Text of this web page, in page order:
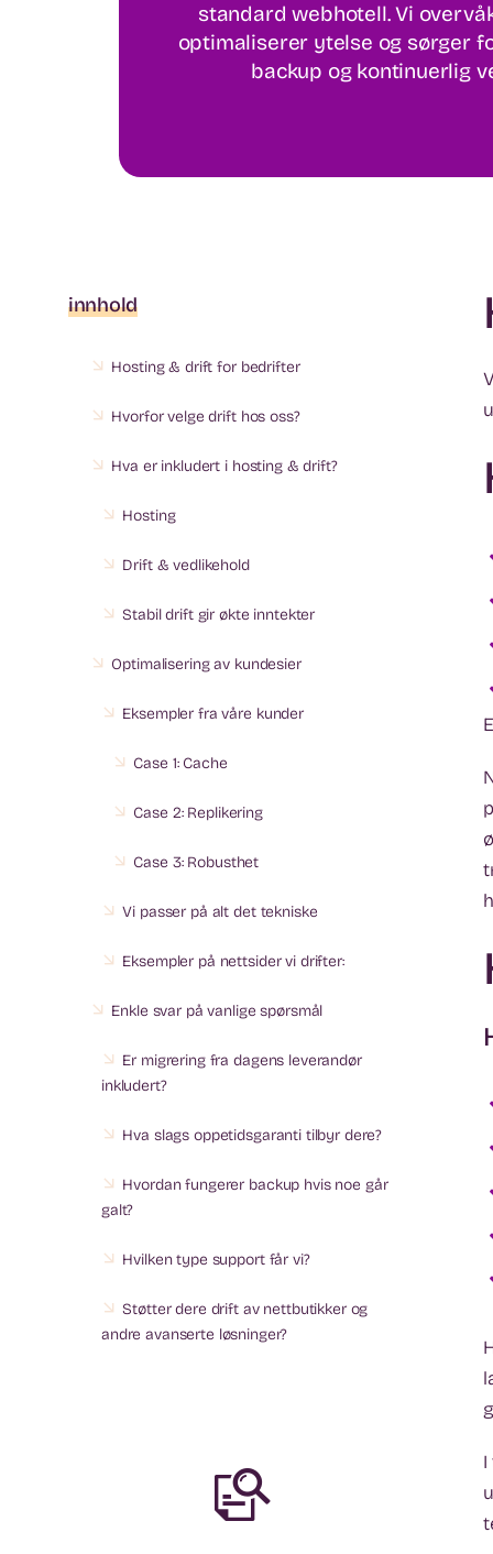
standard webhotell. Vi
optimaliserer ytelse og sørger
backup og kontinuerlig
innhold
Hosting & drift for bedrifter
Hvorfor velge drift hos oss?
Hva er inkludert i hosting & drift?
Hosting
Drift & vedlikehold
Stabil drift gir økte inntekter
Optimalisering av kundesier
Eksempler fra våre kunder
Case 1: Cache
Case 2: Replikering
Case 3: Robusthet
Vi passer på alt det tekniske
Eksempler på nettsider vi drifter:
Enkle svar på vanlige spørsmål
Er migrering fra dagens leverandør
inkludert?
Hva slags oppetidsgaranti tilbyr dere?
Hvordan fungerer backup hvis noe går
galt?
Hvilken type support får vi?
Støtter dere drift av nettbutikker og
andre avanserte løsninger?